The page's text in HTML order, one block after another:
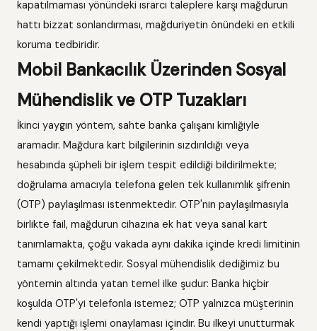
kapatılmaması yönündeki ısrarcı taleplere karşı mağdurun
hattı bizzat sonlandırması, mağduriyetin önündeki en etkili
koruma tedbiridir.
Mobil Bankacılık Üzerinden Sosyal
Mühendislik ve OTP Tuzakları
İkinci yaygın yöntem, sahte banka çalışanı kimliğiyle
aramadır. Mağdura kart bilgilerinin sızdırıldığı veya
hesabında şüpheli bir işlem tespit edildiği bildirilmekte;
doğrulama amacıyla telefona gelen tek kullanımlık şifrenin
(OTP) paylaşılması istenmektedir. OTP'nin paylaşılmasıyla
birlikte fail, mağdurun cihazına ek hat veya sanal kart
tanımlamakta, çoğu vakada aynı dakika içinde kredi limitinin
tamamı çekilmektedir. Sosyal mühendislik dediğimiz bu
yöntemin altında yatan temel ilke şudur: Banka hiçbir
koşulda OTP'yi telefonla istemez; OTP yalnızca müşterinin
kendi yaptığı işlemi onaylaması içindir. Bu ilkeyi unutturmak